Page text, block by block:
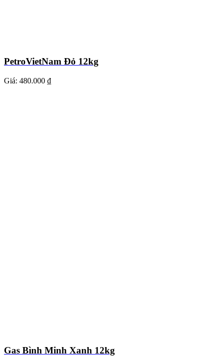
PetroVietNam Đỏ 12kg
Giá: 480.000 ₫
Gas Bình Minh Xanh 12kg